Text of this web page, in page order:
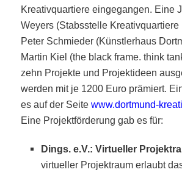
Kreativquartiere eingegangen. Eine
Weyers (Stabsstelle Kreativquartiere
Peter Schmieder (Künstlerhaus
Martin Kiel (the black frame. think
zehn Projekte und Projektideen
werden mit je 1200 Euro prämiert.
es auf der Seitewww.dortmund-
Eine Projektförderung gab es für:
Dings. e.V.: Virtueller
virtueller Projektraum erlaubt